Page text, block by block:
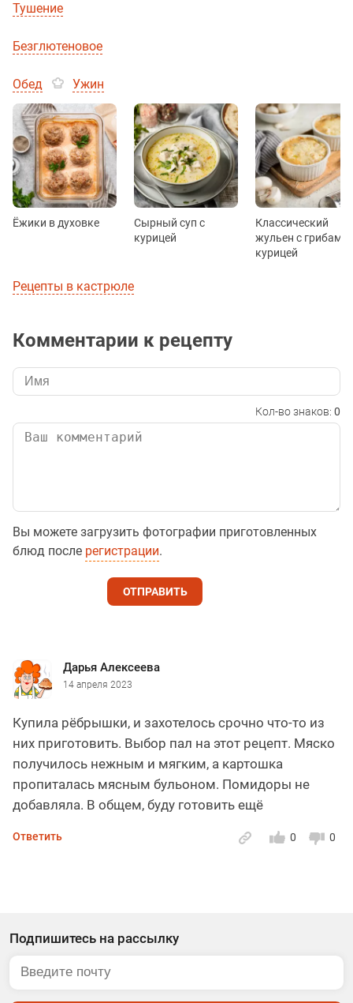
Тушение
Безглютеновое
Обед Ужин
Ёжики в духовке
Сырный суп с
курицей
Классический
жульен с грибами
курицей
Рецепты в кастрюле
Комментарии к рецепту
Кол-во знаков: 0
Вы можете загрузить фотографии приготовленных
блюд после регистрации.
ОТПРАВИТЬ
Дарья Алексеева
14 апреля 2023
Купила рёбрышки, и захотелось срочно что-то из
них приготовить. Выбор пал на этот рецепт. Мяско
получилось нежным и мягким, а картошка
пропиталась мясным бульоном. Помидоры не
добавляла. В общем, буду готовить ещё
0
0
Ответить
Подпишитесь на рассылку